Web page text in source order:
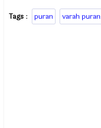
Tags : puran varah puran